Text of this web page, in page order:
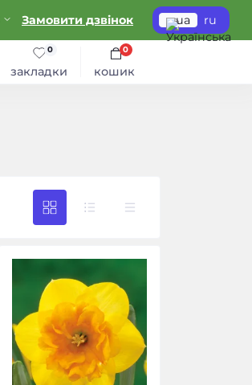
Замовити дзвінок ua ru
закладки
0
кошик
0